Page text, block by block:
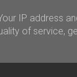
IP address
of service,